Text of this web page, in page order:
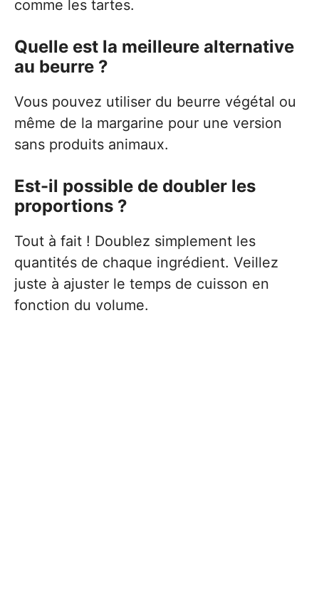
comme les tartes.
Quelle est la meilleure alternative
au beurre ?
Vous pouvez utiliser du beurre végétal ou
même de la margarine pour une version
sans produits animaux.
Est-il possible de doubler les
proportions ?
Tout à fait ! Doublez simplement les
quantités de chaque ingrédient. Veillez
juste à ajuster le temps de cuisson en
fonction du volume.